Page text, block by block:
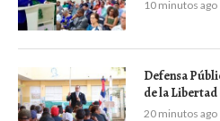
10 minutos ago
Defensa
de la Libertad
20 minutos ago